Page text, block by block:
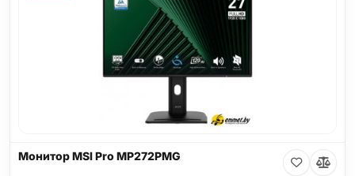
Монитор MSI Pro MP272PMG